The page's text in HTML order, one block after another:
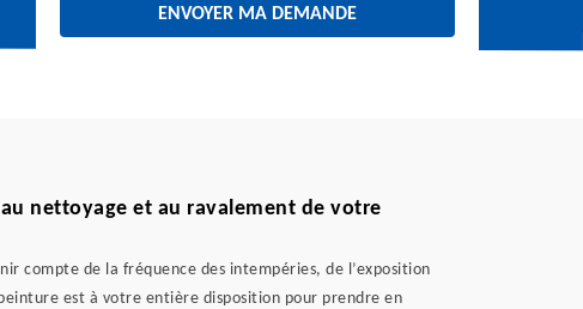
nettoyage et au ravalement de votre
compte de la fréquence des intempéries, de l’exposition
est à votre entière disposition pour prendre en